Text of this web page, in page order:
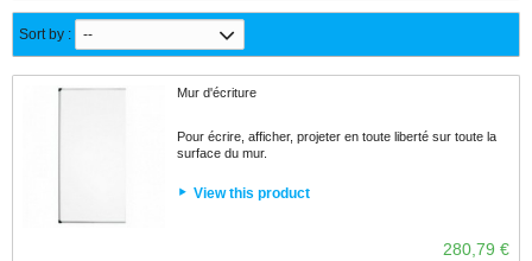
Sort by : --
Mur d'écriture
Pour écrire, afficher, projeter en toute liberté sur toute la
surface du mur.
View this product
280,79 €